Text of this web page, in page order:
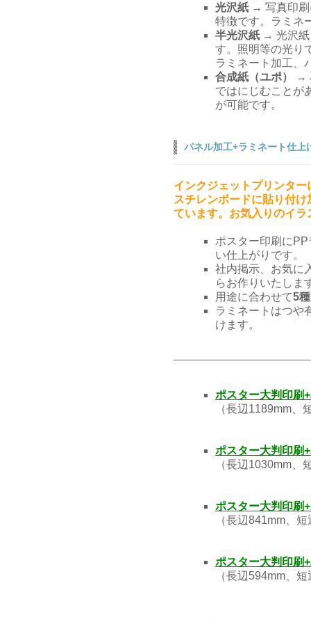
光沢紙 → 写真印刷
特徴です。ラミネ
半光沢紙 → 光沢紙
す。照明等の光り
ラミネート加工、
合成紙（ユポ）
→
ではにじむことが
が可能です。
パネル加工+ラミネート仕上
インクジェットプリンタ
スチレンボードに貼り付
ています。お気入りのイ
ポスター印刷に
い仕上がりです。
社内掲示、お気に
らお作りいたしま
用途に合わせて5
ラミネートはつや
けます。
ポスター大判印刷
（長辺1189mm
ポスター大判印刷
（長辺1030mm
ポスター大判印刷
（長辺841mm、
ポスター大判印刷
（長辺594mm、